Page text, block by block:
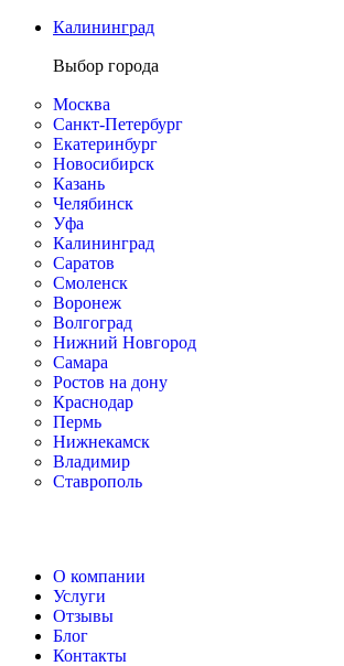
Калининград
Выбор города
Москва
Санкт-Петербург
Екатеринбург
Новосибирск
Казань
Челябинск
Уфа
Калининград
Саратов
Смоленск
Воронеж
Волгоград
Нижний Новгород
Самара
Ростов на дону
Краснодар
Пермь
Нижнекамск
Владимир
Ставрополь
О компании
Услуги
Отзывы
Блог
Контакты